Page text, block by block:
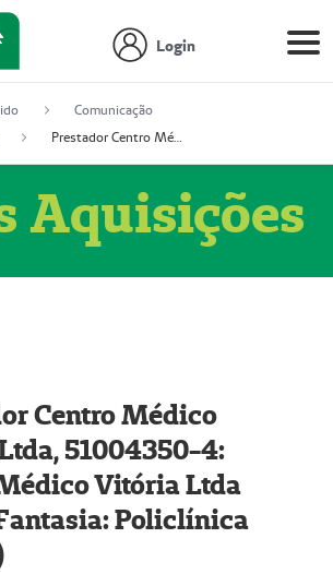
Login
Comunicação
Prestador Centro Médico Vitória Ltda, 51004350-4: Centro Médico Vitória Ltda (Nome Fantasia: Policlínica Master)
Aquisições
Centro Médico
51004350-4:
Vitória Ltda
Policlínica